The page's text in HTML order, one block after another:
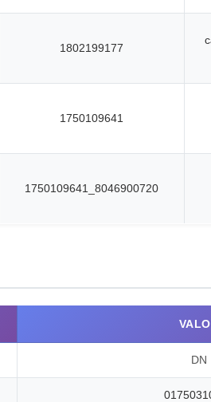
1802199177
1750109641
1750109641_8046900720
DN